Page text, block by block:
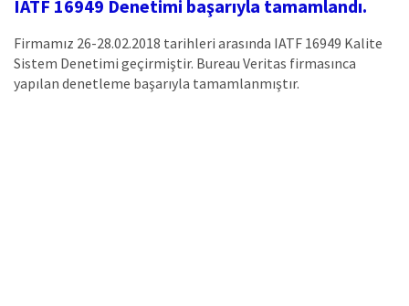
IATF 16949 Denetimi başarıyla tamamlandı.
Firmamız 26-28.02.2018 tarihleri arasında IATF 16949 Kalite
Sistem Denetimi geçirmiştir. Bureau Veritas firmasınca
yapılan denetleme başarıyla tamamlanmıştır.